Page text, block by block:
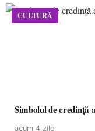
CULTURĂ
Simbolul de credinţă
acum 4 zile